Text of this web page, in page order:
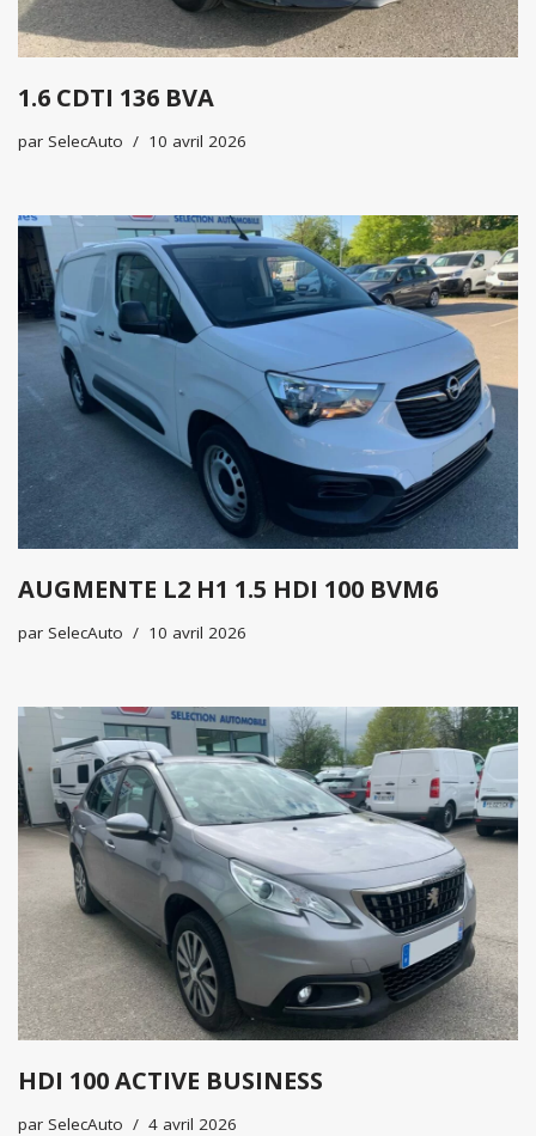
1.6 CDTI 136 BVA
par SelecAuto 10 avril 2026
AUGMENTE L2 H1 1.5 HDI 100 BVM6
par SelecAuto 10 avril 2026
HDI 100 ACTIVE BUSINESS
par SelecAuto 4 avril 2026